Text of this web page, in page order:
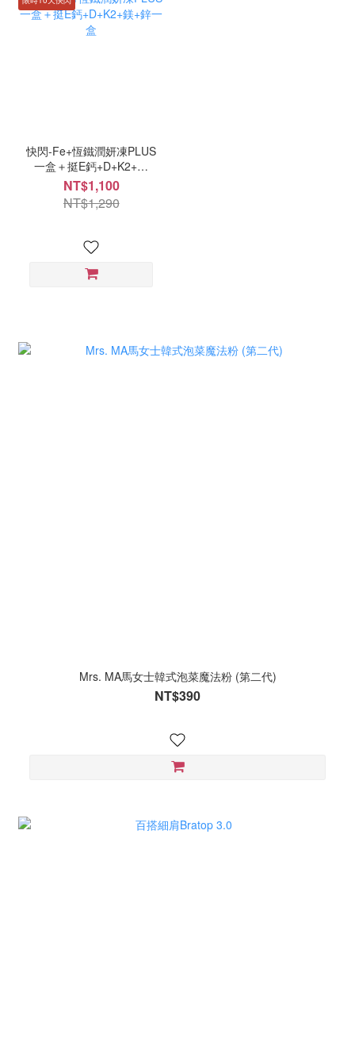
快閃-Fe+恆鐵潤妍凍PLUS
一盒＋挺E鈣+D+K2+鎂
+鋅一盒
NT$1,100
NT$1,290
Mrs. MA馬女士韓式泡菜魔法粉 (第二代)
NT$390